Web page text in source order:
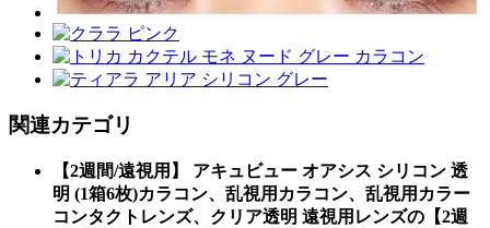
関連カテゴリ
【2週間/遠視用】 アキュビュー オアシス シリコン 透
明 (1箱6枚)カラコン、乱視用カラコン、乱視用カラー
コンタクトレンズ、クリア透明 遠視用レンズの【2週